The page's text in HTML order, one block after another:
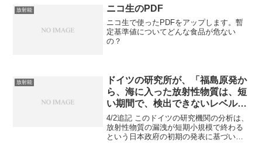
す。今後は水産物のストロンチウムの調
査を強化するようで...
放射能 ニコ生のPDF
ニコ生で使ったPDFをアップします。暫
定基準値についてどんな食品が危ない
の？
放射能
ドイツの研究所が、「福島原発か
ら、海に入った放射性物質は、短
い期間で、検出できないレベルに
希釈される」と考察
4/2追記 このドイツの研究機関の分析は、
放射性物質の漏洩が短期小規模で終わる
という日本政府の初期の発表に基づいて